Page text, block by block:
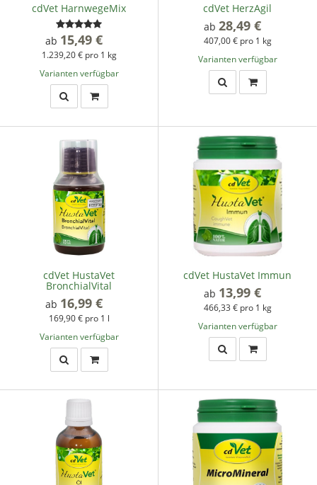
cdVet HarnwegeMix
ab 15,49 €
1.239,20 € pro 1 kg
Varianten verfügbar
cdVet HerzAgil
ab 28,49 €
407,00 € pro 1 kg
Varianten verfügbar
cdVet HustaVet
BronchialVital
ab 16,99 €
169,90 € pro 1 l
Varianten verfügbar
cdVet HustaVet Immun
ab 13,99 €
466,33 € pro 1 kg
Varianten verfügbar